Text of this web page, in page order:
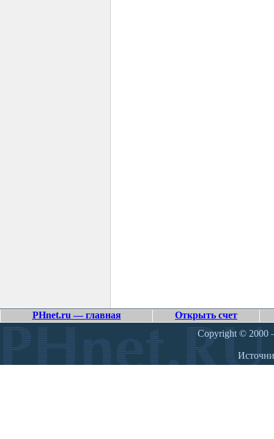
PHnet.ru — главная
Открыть счет
Copyright © 2000